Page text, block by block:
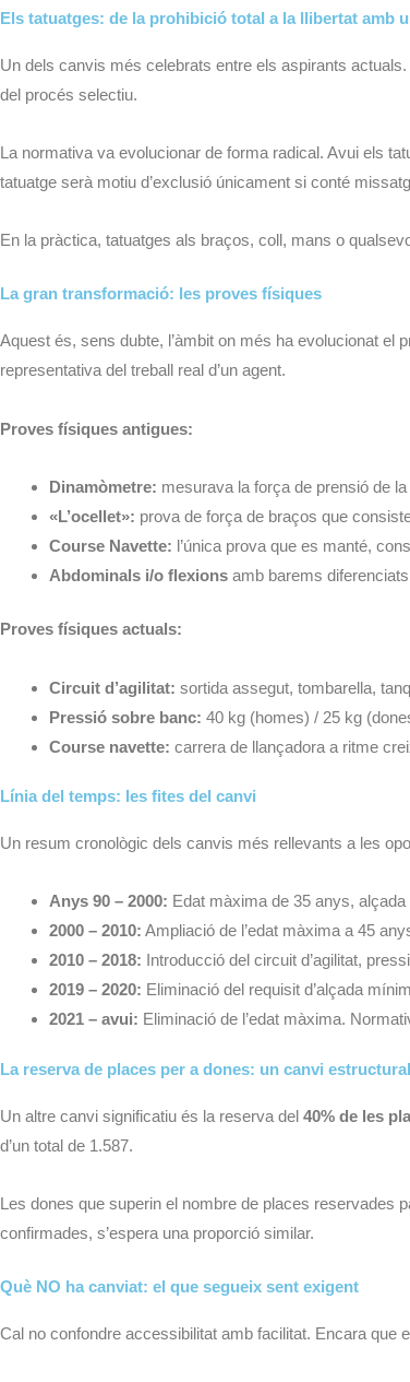
Els tatuatges: de la prohibició total a la llibertat amb
Un dels canvis més celebrats entre els aspirants
del procés selectiu.
La normativa va evolucionar de forma radical. Avui els
tatuatge serà motiu d’exclusió únicament si conté
En la pràctica, tatuatges als braços, coll, mans o
La gran transformació: les proves físiques
Aquest és, sens dubte, l’àmbit on més ha evolucionat el
representativa del treball real d’un agent.
Proves físiques antigues:
Dinamòmetre: mesurava la força de prensió de la
«L’ocellet»: prova de força de braços que
Course Navette: l’única prova que es manté,
Abdominals i/o flexions amb barems
Proves físiques actuals:
Circuit d’agilitat: sortida assegut, tombarella,
Pressió sobre banc: 40 kg (homes) / 25 kg
Course navette: carrera de llançadora a ritme
Línia del temps: les fites del canvi
Un resum cronològic dels canvis més rellevants a les
Anys 90 – 2000: Edat màxima de 35 anys,
2000 – 2010: Ampliació de l’edat màxima a 45
2010 – 2018: Introducció del circuit d’agilitat,
2019 – 2020: Eliminació del requisit d’alçada
2021 – avui: Eliminació de l’edat màxima.
La reserva de places per a dones: un canvi estructural
Un altre canvi significatiu és la reserva del 40% de les
d’un total de 1.587.
Les dones que superin el nombre de places reservades
confirmades, s’espera una proporció similar.
Què NO ha canviat: el que segueix sent exigent
Cal no confondre accessibilitat amb facilitat. Encara que